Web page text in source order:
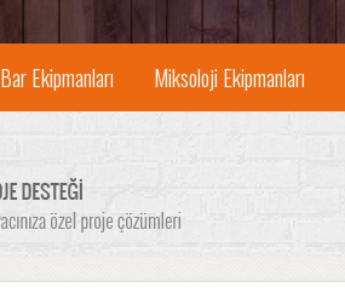
Bar Ekipmanları Miksoloji Ekipmanları